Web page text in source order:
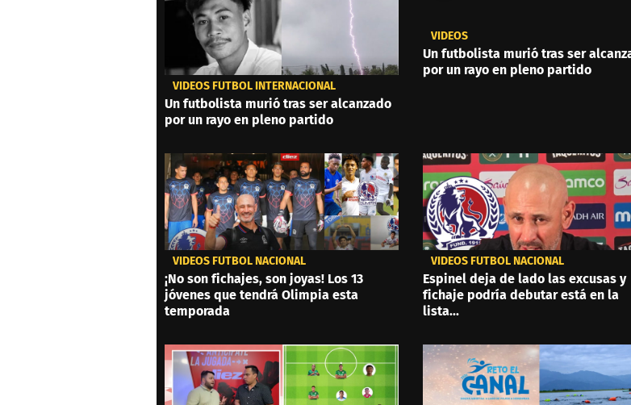
VIDEOS FÚTBOL INTERNACIONAL
Un futbolista murió tras ser alcanzado
por un rayo en pleno partido
VIDEOS
Un futbolista murió tras ser
por un rayo en pleno partido
VIDEOS FÚTBOL NACIONAL
¡No son fichajes, son joyas! Los 13
jóvenes que tendrá Olimpia esta
temporada
VIDEOS FÚTBOL NACIONAL
Espinel deja de lado las excusas y
fichaje podría debutar está en la
lista...